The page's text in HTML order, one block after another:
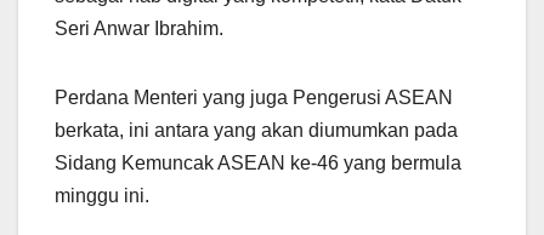
p
m o
k
Seri Anwar Ibrahim.
Perdana Menteri yang juga Pengerusi ASEAN
berkata, ini antara yang akan diumumkan pada
Sidang Kemuncak ASEAN ke-46 yang bermula
minggu ini.